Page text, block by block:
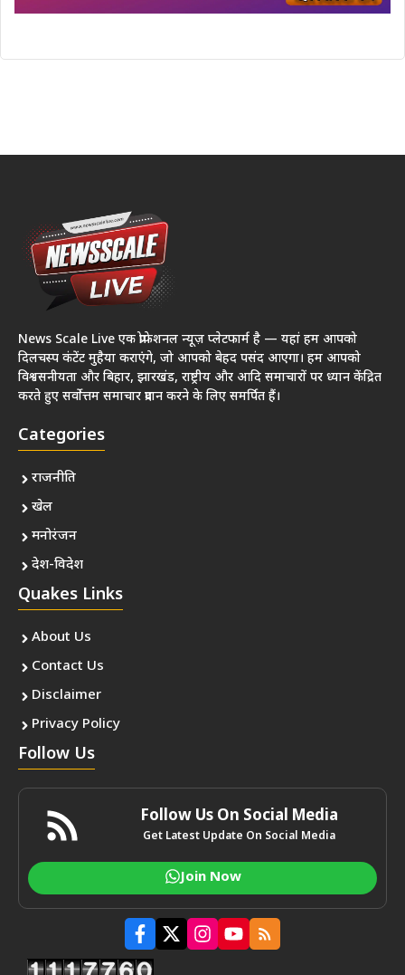
News Scale Live एक प्रोफेशनल न्यूज़ प्लेटफार्म है — यहां हम आपको
दिलचस्प कंटेंट मुहैया कराएंगे, जो आपको बेहद पसंद आएगा। हम आपको
विश्वसनीयता और बिहार, झारखंड, राष्ट्रीय और आदि समाचारों पर ध्यान केंद्रित
करते हुए सर्वोत्तम समाचार प्रदान करने के लिए समर्पित हैं।
Categories
राजनीति
खेल
मनोरंजन
देश-विदेश
Quakes Links
About Us
Contact Us
Disclaimer
Privacy Policy
Follow Us
Follow Us On Social Media
Get Latest Update On Social Media
Join Now